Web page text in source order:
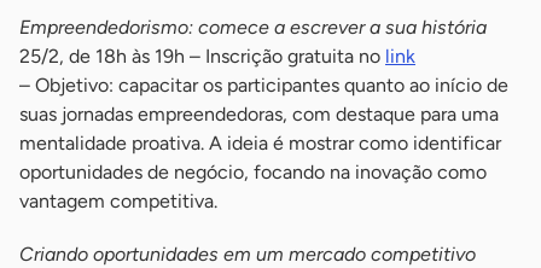
Empreendedorismo: comece a escrever a sua história
25/2, de 18h às 19h – Inscrição gratuita no link
– Objetivo: capacitar os participantes quanto ao início de
suas jornadas empreendedoras, com destaque para uma
mentalidade proativa. A ideia é mostrar como identificar
oportunidades de negócio, focando na inovação como
vantagem competitiva.
Criando oportunidades em um mercado competitivo